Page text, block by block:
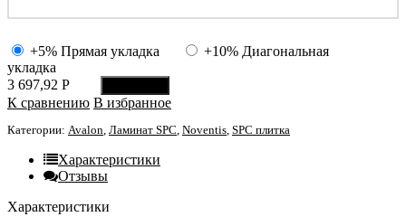
+5% Прямая укладка
+10% Диагональная
укладка
3 697,92 Р
К сравнению В избранное
Категории: Avalon, Ламинат SPC, Noventis, SPC плитка
Характеристики
Отзывы
Характеристики